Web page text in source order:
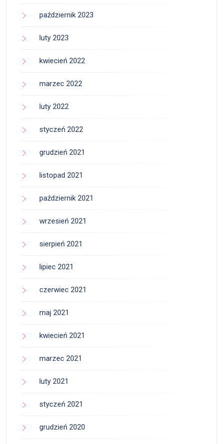
październik 2023
luty 2023
kwiecień 2022
marzec 2022
luty 2022
styczeń 2022
grudzień 2021
listopad 2021
październik 2021
wrzesień 2021
sierpień 2021
lipiec 2021
czerwiec 2021
maj 2021
kwiecień 2021
marzec 2021
luty 2021
styczeń 2021
grudzień 2020